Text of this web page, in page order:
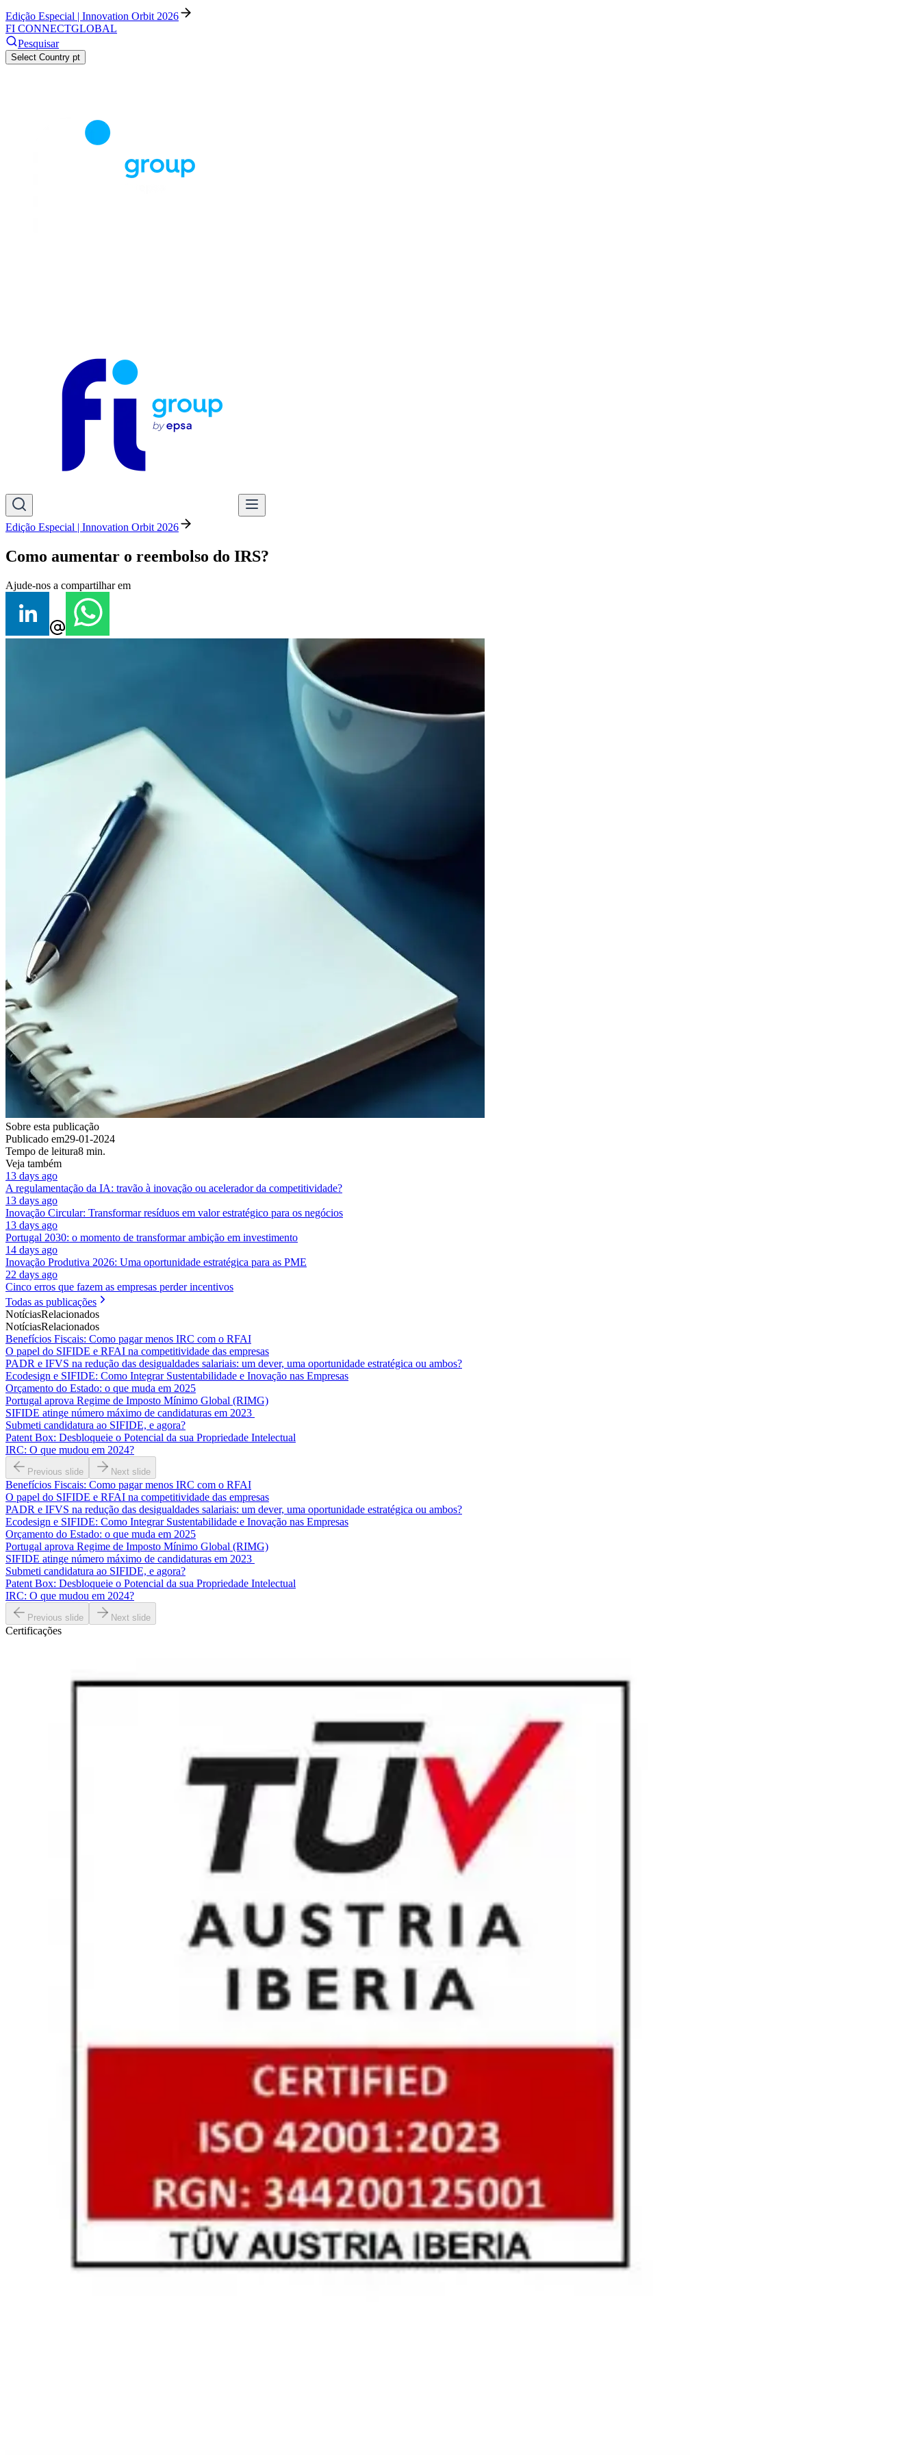
Edição Especial | Innovation Orbit 2026
FI CONNECTGLOBAL
Pesquisar
Select Country pt
Edição Especial | Innovation Orbit 2026
Como aumentar o reembolso do IRS?
Ajude-nos a compartilhar em
Sobre esta publicação
Publicado em29-01-2024
Tempo de leitura8 min.
Veja também
13 days ago
A regulamentação da IA: travão à inovação ou acelerador da competitividade?
13 days ago
Inovação Circular: Transformar resíduos em valor estratégico para os negócios
13 days ago
Portugal 2030: o momento de transformar ambição em investimento
14 days ago
Inovação Produtiva 2026: Uma oportunidade estratégica para as PME
22 days ago
Cinco erros que fazem as empresas perder incentivos
Todas as publicações
NotíciasRelacionados
NotíciasRelacionados
Benefícios Fiscais: Como pagar menos IRC com o RFAI
O papel do SIFIDE e RFAI na competitividade das empresas
PADR e IFVS na redução das desigualdades salariais: um dever, uma oportunidade estratégica ou ambos?
Ecodesign e SIFIDE: Como Integrar Sustentabilidade e Inovação nas Empresas
Orçamento do Estado: o que muda em 2025
Portugal aprova Regime de Imposto Mínimo Global (RIMG)
SIFIDE atinge número máximo de candidaturas em 2023
Submeti candidatura ao SIFIDE, e agora?
Patent Box: Desbloqueie o Potencial da sua Propriedade Intelectual
IRC: O que mudou em 2024?
Previous slide Next slide
Benefícios Fiscais: Como pagar menos IRC com o RFAI
O papel do SIFIDE e RFAI na competitividade das empresas
PADR e IFVS na redução das desigualdades salariais: um dever, uma oportunidade estratégica ou ambos?
Ecodesign e SIFIDE: Como Integrar Sustentabilidade e Inovação nas Empresas
Orçamento do Estado: o que muda em 2025
Portugal aprova Regime de Imposto Mínimo Global (RIMG)
SIFIDE atinge número máximo de candidaturas em 2023
Submeti candidatura ao SIFIDE, e agora?
Patent Box: Desbloqueie o Potencial da sua Propriedade Intelectual
IRC: O que mudou em 2024?
Previous slide Next slide
Certificações